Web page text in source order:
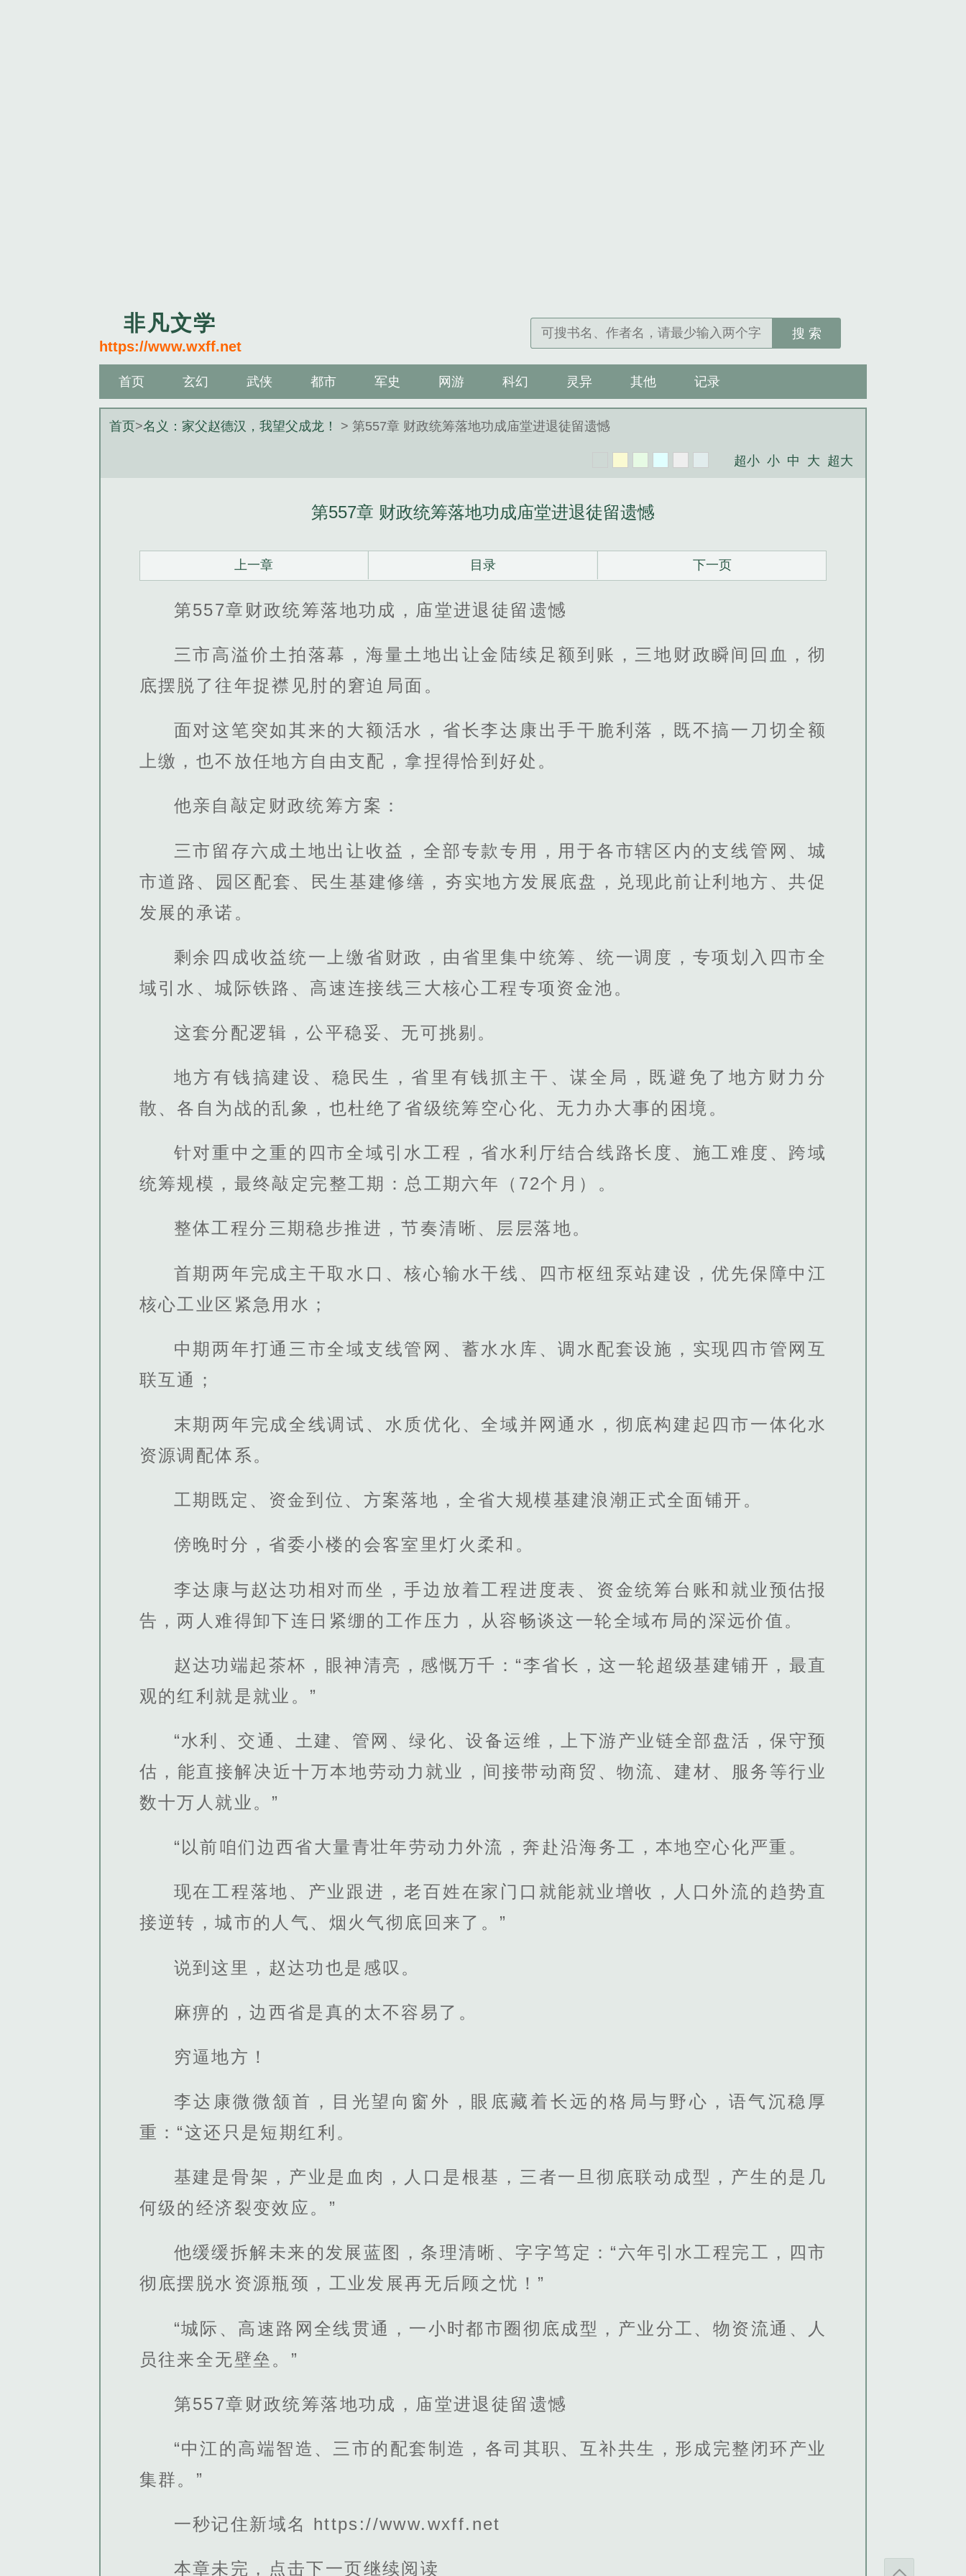
非凡文学
https://www.wxff.net
搜 索
首页 玄幻 武侠 都市 军史 网游 科幻 灵异 其他 记录
首页>名义：家父赵德汉，我望父成龙！ > 第557章 财政统筹落地功成庙堂进退徒留遗憾
超小 小 中 大 超大
第557章 财政统筹落地功成庙堂进退徒留遗憾
上一章 目录 下一页
第557章财政统筹落地功成，庙堂进退徒留遗憾
三市高溢价土拍落幕，海量土地出让金陆续足额到账，三地财政瞬间回血，彻
底摆脱了往年捉襟见肘的窘迫局面。
面对这笔突如其来的大额活水，省长李达康出手干脆利落，既不搞一刀切全额
上缴，也不放任地方自由支配，拿捏得恰到好处。
他亲自敲定财政统筹方案：
三市留存六成土地出让收益，全部专款专用，用于各市辖区内的支线管网、城
市道路、园区配套、民生基建修缮，夯实地方发展底盘，兑现此前让利地方、共促
发展的承诺。
剩余四成收益统一上缴省财政，由省里集中统筹、统一调度，专项划入四市全
域引水、城际铁路、高速连接线三大核心工程专项资金池。
这套分配逻辑，公平稳妥、无可挑剔。
地方有钱搞建设、稳民生，省里有钱抓主干、谋全局，既避免了地方财力分
散、各自为战的乱象，也杜绝了省级统筹空心化、无力办大事的困境。
针对重中之重的四市全域引水工程，省水利厅结合线路长度、施工难度、跨域
统筹规模，最终敲定完整工期：总工期六年（72个月）。
整体工程分三期稳步推进，节奏清晰、层层落地。
首期两年完成主干取水口、核心输水干线、四市枢纽泵站建设，优先保障中江
核心工业区紧急用水；
中期两年打通三市全域支线管网、蓄水水库、调水配套设施，实现四市管网互
联互通；
末期两年完成全线调试、水质优化、全域并网通水，彻底构建起四市一体化水
资源调配体系。
工期既定、资金到位、方案落地，全省大规模基建浪潮正式全面铺开。
傍晚时分，省委小楼的会客室里灯火柔和。
李达康与赵达功相对而坐，手边放着工程进度表、资金统筹台账和就业预估报
告，两人难得卸下连日紧绷的工作压力，从容畅谈这一轮全域布局的深远价值。
赵达功端起茶杯，眼神清亮，感慨万千：“李省长，这一轮超级基建铺开，最直
观的红利就是就业。”
“水利、交通、土建、管网、绿化、设备运维，上下游产业链全部盘活，保守预
估，能直接解决近十万本地劳动力就业，间接带动商贸、物流、建材、服务等行业
数十万人就业。”
“以前咱们边西省大量青壮年劳动力外流，奔赴沿海务工，本地空心化严重。
现在工程落地、产业跟进，老百姓在家门口就能就业增收，人口外流的趋势直
接逆转，城市的人气、烟火气彻底回来了。”
说到这里，赵达功也是感叹。
麻痹的，边西省是真的太不容易了。
穷逼地方！
李达康微微颔首，目光望向窗外，眼底藏着长远的格局与野心，语气沉稳厚
重：“这还只是短期红利。
基建是骨架，产业是血肉，人口是根基，三者一旦彻底联动成型，产生的是几
何级的经济裂变效应。”
他缓缓拆解未来的发展蓝图，条理清晰、字字笃定：“六年引水工程完工，四市
彻底摆脱水资源瓶颈，工业发展再无后顾之忧！”
“城际、高速路网全线贯通，一小时都市圈彻底成型，产业分工、物资流通、人
员往来全无壁垒。”
第557章财政统筹落地功成，庙堂进退徒留遗憾
“中江的高端智造、三市的配套制造，各司其职、互补共生，形成完整闭环产业
集群。”
一秒记住新域名 https://www.wxff.net
本章未完，点击下一页继续阅读